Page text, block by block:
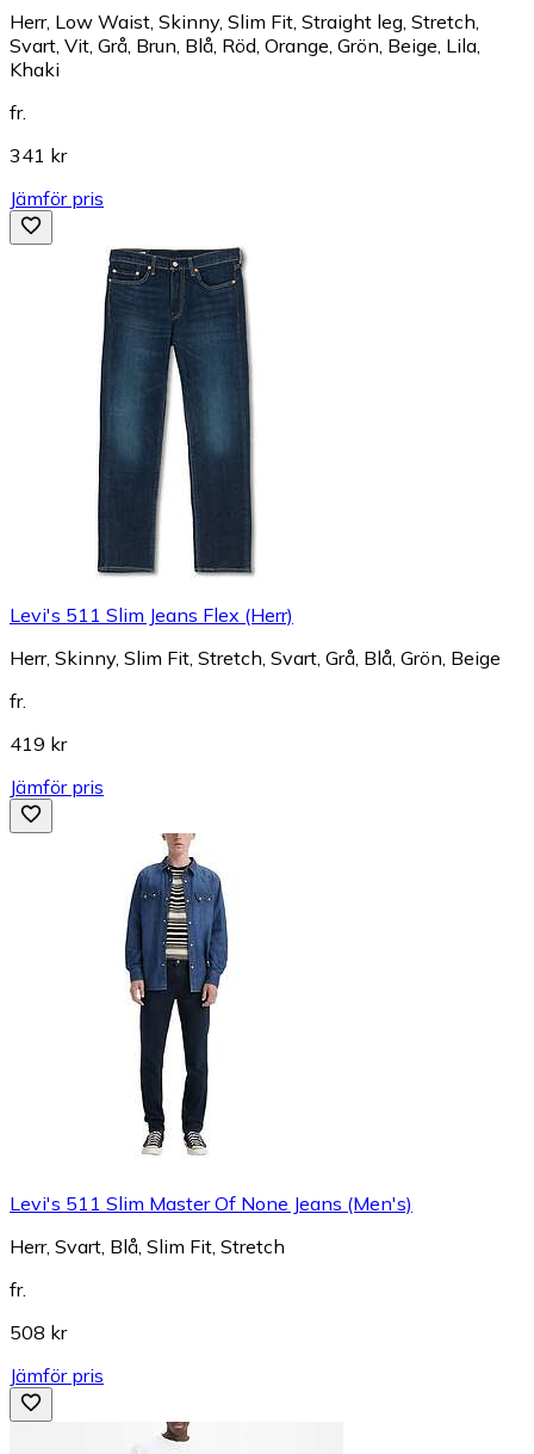
Herr, Low Waist, Skinny, Slim Fit, Straight leg, Stretch,
Svart, Vit, Grå, Brun, Blå, Röd, Orange, Grön, Beige, Lila,
Khaki
fr.
341 kr
Jämför pris
Levi's 511 Slim Jeans Flex (Herr)
Herr, Skinny, Slim Fit, Stretch, Svart, Grå, Blå, Grön, Beige
fr.
419 kr
Jämför pris
Levi's 511 Slim Master Of None Jeans (Men's)
Herr, Svart, Blå, Slim Fit, Stretch
fr.
508 kr
Jämför pris